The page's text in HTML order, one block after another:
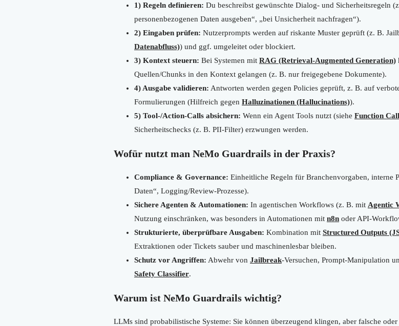
1) Regeln definieren: Du beschreibst gewünschte Dialog- und Sicherheitsregeln
personenbezogenen Daten ausgeben“, „bei Unsicherheit nachfragen“).
2) Eingaben prüfen: Nutzerprompts werden auf riskante Muster geprüft (z. B.
Datenabfluss)) und ggf. umgeleitet oder blockiert.
3) Kontext steuern: Bei Systemen mit RAG (Retrieval-Augmented Generation)
Quellen/Chunks in den Kontext gelangen (z. B. nur freigegebene Dokumente).
4) Ausgabe validieren: Antworten werden gegen Policies geprüft, z. B. auf
Formulierungen (Hilfreich gegen Halluzinationen (Hallucinations)).
5) Tool-/Action-Calls absichern: Wenn ein Agent Tools nutzt (siehe Function
Sicherheitschecks (z. B. PII-Filter) erzwungen werden.
Wofür nutzt man NeMo Guardrails in der Praxis?
Compliance & Governance: Einheitliche Regeln für Branchenvorgaben, interne
Daten“, Logging/Review-Prozesse).
Sichere Agenten & Automationen: In agentischen Workflows (z. B. mit Agentic
Nutzung einschränken, was besonders in Automationen mit n8n oder API-
Strukturierte, überprüfbare Ausgaben: Kombination mit Structured Outputs
Extraktionen oder Tickets sauber und maschinenlesbar bleiben.
Schutz vor Angriffen: Abwehr von Jailbreak-Versuchen, Prompt-Manipulation
Safety Classifier.
Warum ist NeMo Guardrails wichtig?
LLMs sind probabilistische Systeme: Sie können überzeugend klingen, aber falsche